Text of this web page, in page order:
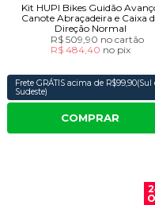
Kit HUPI Bikes Guidão
Canote Abraçadeira e Caixa
Direção Normal
R$ 509,90 no cartão
R$ 484,40 no pix
Frete GRÁTIS acima de R$99,90(Sul
Sudeste)
COMPRAR